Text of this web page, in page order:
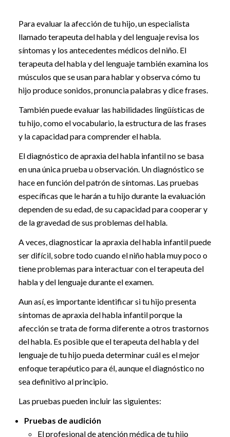
Para evaluar la afección de tu hijo, un especialista
llamado terapeuta del habla y del lenguaje revisa los
síntomas y los antecedentes médicos del niño. El
terapeuta del habla y del lenguaje también examina los
músculos que se usan para hablar y observa cómo tu
hijo produce sonidos, pronuncia palabras y dice frases.
También puede evaluar las habilidades lingüísticas de
tu hijo, como el vocabulario, la estructura de las frases
y la capacidad para comprender el habla.
El diagnóstico de apraxia del habla infantil no se basa
en una única prueba u observación. Un diagnóstico se
hace en función del patrón de síntomas. Las pruebas
específicas que le harán a tu hijo durante la evaluación
dependen de su edad, de su capacidad para cooperar y
de la gravedad de sus problemas del habla.
A veces, diagnosticar la apraxia del habla infantil puede
ser difícil, sobre todo cuando el niño habla muy poco o
tiene problemas para interactuar con el terapeuta del
habla y del lenguaje durante el examen.
Aun así, es importante identificar si tu hijo presenta
síntomas de apraxia del habla infantil porque la
afección se trata de forma diferente a otros trastornos
del habla. Es posible que el terapeuta del habla y del
lenguaje de tu hijo pueda determinar cuál es el mejor
enfoque terapéutico para él, aunque el diagnóstico no
sea definitivo al principio.
Las pruebas pueden incluir las siguientes:
Pruebas de audición
El profesional de atención médica de tu hijo